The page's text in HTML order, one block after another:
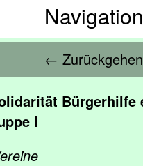
Navigation
← Zurückgehen
Bürgerhilfe
I